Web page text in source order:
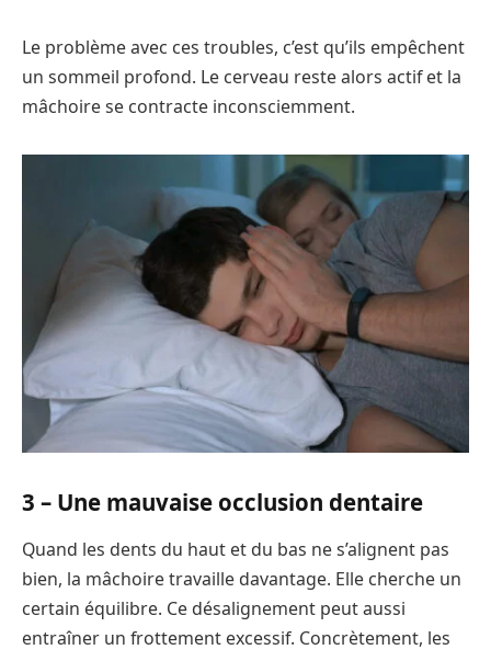
Le problème avec ces troubles, c’est qu’ils empêchent
un sommeil profond. Le cerveau reste alors actif et la
mâchoire se contracte inconsciemment.
3 – Une mauvaise occlusion dentaire
Quand les dents du haut et du bas ne s’alignent pas
bien, la mâchoire travaille davantage. Elle cherche un
certain équilibre. Ce désalignement peut aussi
entraîner un frottement excessif. Concrètement, les